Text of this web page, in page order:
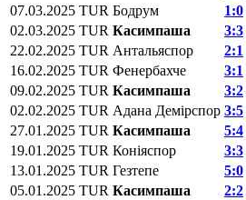
07.03.2025 TUR Бодрум 1:0
02.03.2025 TUR Касимпаша 3:3
22.02.2025 TUR Антальяспор 2:1
16.02.2025 TUR Фенербахче 3:1
09.02.2025 TUR Касимпаша 3:2
02.02.2025 TUR Адана Демірспор 3:5
27.01.2025 TUR Касимпаша 5:4
19.01.2025 TUR Коніяспор 3:3
13.01.2025 TUR Гезтепе 5:0
05.01.2025 TUR Касимпаша 2:2